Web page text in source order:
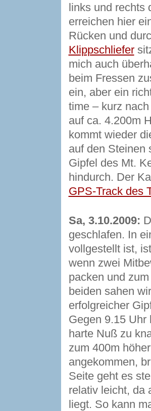
links und rechts
erreichen hier
Rücken und
Klippschliefer
mich auch
beim Fressen
ein, aber ein
time – kurz nach
auf ca. 4.200m
kommt wieder
auf den Steinen
Gipfel des Mt.
hindurch. Der
GPS-Track des
Sa, 3.10.2009:
geschlafen. In
vollgestellt ist,
wenn zwei
packen und
beiden sahen
erfolgreicher
Gegen 9.15
harte Nuß zu
zum 400m
angekommen,
Seite geht es
relativ leicht, da
liegt. So kann